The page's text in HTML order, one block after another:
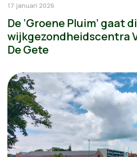
17 januari 2026
De ‘Groene Pluim’ gaat
wijkgezondheidscentra
De Gete